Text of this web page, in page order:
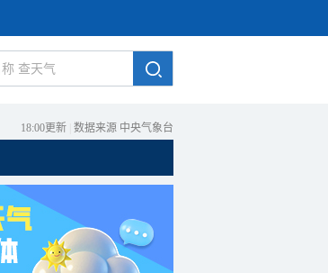
18:00更新 数据来源 中央气象台